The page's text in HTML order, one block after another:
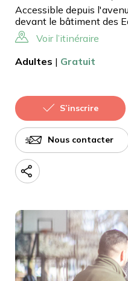
Accessible depuis
devant le bâtiment des
Voir l’itinéraire
Adultes | Gratuit
S’inscrire
Nous contacter